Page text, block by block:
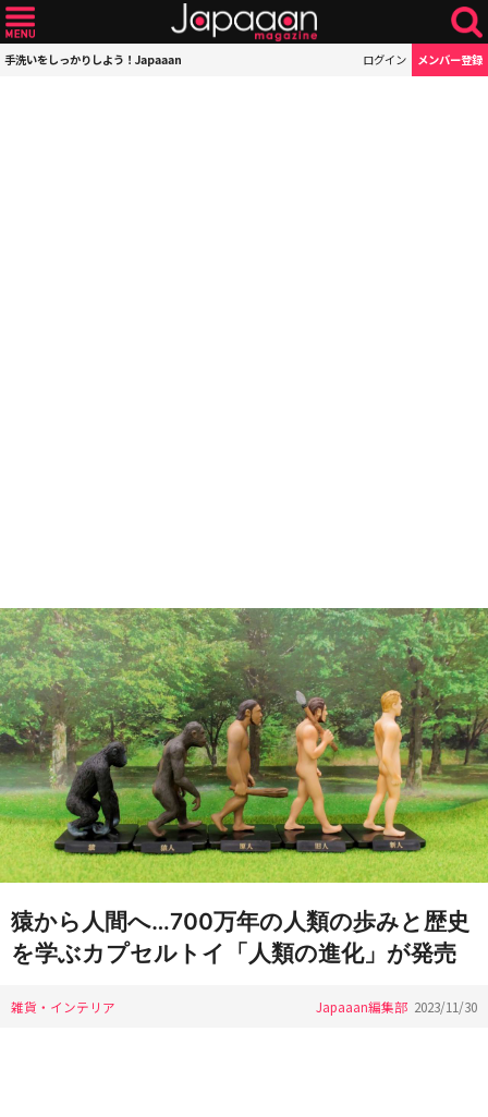
手洗いをしっかりしよう！Japaaan ログイン メンバー登録
猿から人間へ…700万年の人類の歩みと歴史
を学ぶカプセルトイ「人類の進化」が発売
雑貨・インテリア Japaaan編集部 2023/11/30